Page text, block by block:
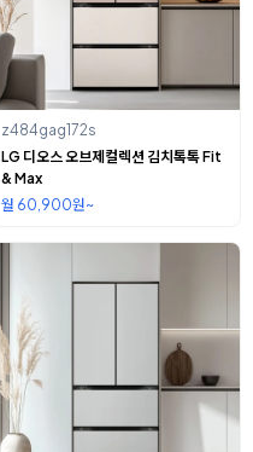
z484gag172s
LG 디오스 오브제컬렉션 김치톡톡 Fit
& Max
월 60,900원~